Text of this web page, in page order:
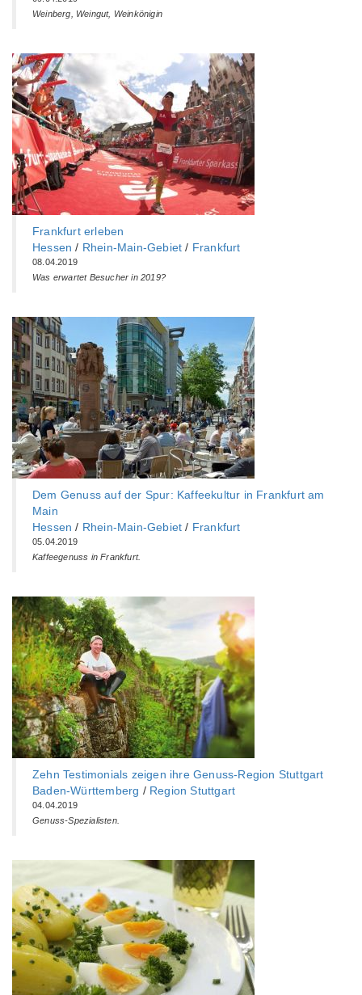
Weinberg, Weingut, Weinkönigin
Frankfurt erleben
Hessen / Rhein-Main-Gebiet / Frankfurt
08.04.2019
Was erwartet Besucher in 2019?
Dem Genuss auf der Spur: Kaffeekultur in Frankfurt am
Main
Hessen / Rhein-Main-Gebiet / Frankfurt
05.04.2019
Kaffeegenuss in Frankfurt.
Zehn Testimonials zeigen ihre Genuss-Region Stuttgart
Baden-Württemberg‎ / Region Stuttgart
04.04.2019
Genuss-Spezialisten.